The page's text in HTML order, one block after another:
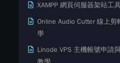
XAMPP 網頁伺服器架站工
Online Audio Cutter 線上剪
學
Linode VPS 主機帳號申請